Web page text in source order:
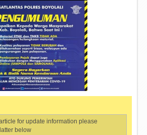
for update information please
below